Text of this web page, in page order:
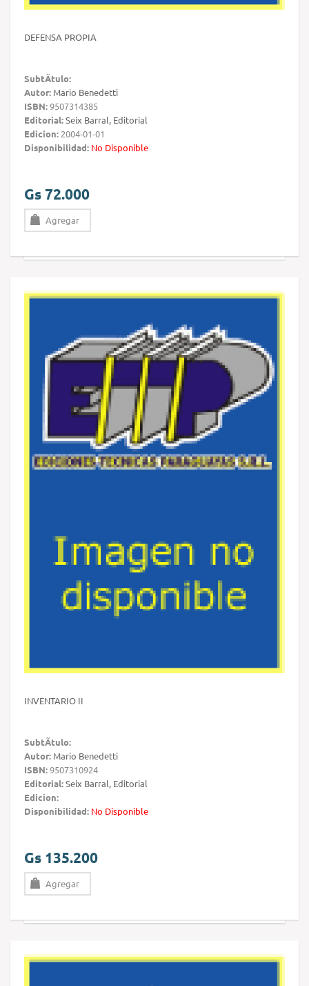
DEFENSA PROPIA
SubtÃ­tulo:
Autor: Mario Benedetti
ISBN:9507314385
Editorial:Seix Barral, Editorial
Edicion: 2004-01-01
Disponibilidad: No Disponible
Gs 72.000
Agregar
INVENTARIO II
SubtÃ­tulo:
Autor: Mario Benedetti
ISBN:9507310924
Editorial:Seix Barral, Editorial
Edicion:
Disponibilidad: No Disponible
Gs 135.200
Agregar